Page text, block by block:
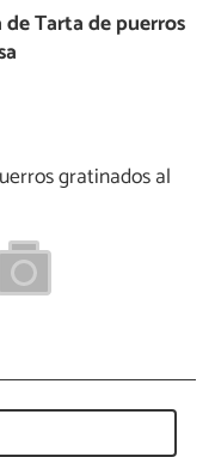
de Tarta de puerros
gratinados al